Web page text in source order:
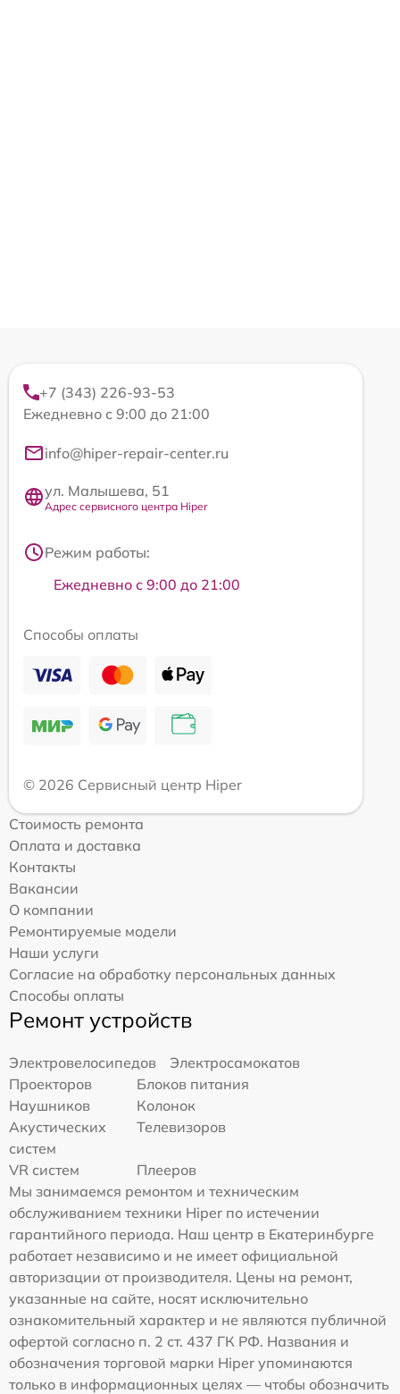
+7 (343) 226-93-53
Ежедневно с 9:00 до 21:00
info@hiper-repair-center.ru
ул. Малышева, 51
Адрес сервисного центра Hiper
Режим работы:
Ежедневно с 9:00 до 21:00
Способы оплаты
© 2026 Сервисный центр Hiper
Стоимость ремонта
Оплата и доставка
Контакты
Вакансии
О компании
Ремонтируемые модели
Наши услуги
Согласие на обработку персональных данных
Способы оплаты
Ремонт устройств
Электровелосипедов
Электросамокатов
Проекторов
Блоков питания
Наушников
Колонок
Акустических
систем
Телевизоров
VR систем
Плееров
Мы занимаемся ремонтом и техническим
обслуживанием техники Hiper по истечении
гарантийного периода. Наш центр в Екатеринбурге
работает независимо и не имеет официальной
авторизации от производителя. Цены на ремонт,
указанные на сайте, носят исключительно
ознакомительный характер и не являются публичной
офертой согласно п. 2 ст. 437 ГК РФ. Названия и
обозначения торговой марки Hiper упоминаются
только в информационных целях — чтобы обозначить